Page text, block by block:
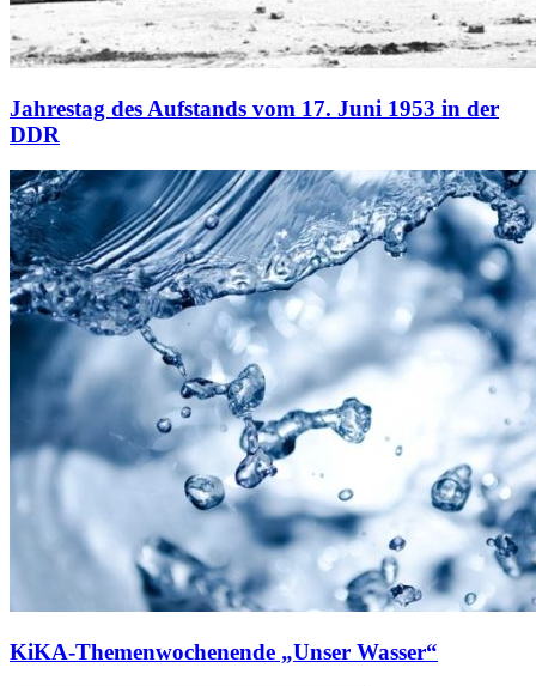
Jahrestag des Aufstands vom 17. Juni 1953 in der
DDR
KiKA-Themenwochenende „Unser Wasser“